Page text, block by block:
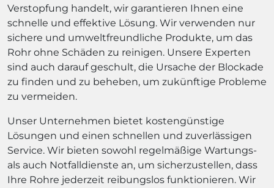
Verstopfung handelt, wir garantieren Ihnen eine
schnelle und effektive Lösung. Wir verwenden nur
sichere und umweltfreundliche Produkte, um das
Rohr ohne Schäden zu reinigen. Unsere Experten
sind auch darauf geschult, die Ursache der Blockade
zu finden und zu beheben, um zukünftige Probleme
zu vermeiden.
Unser Unternehmen bietet kostengünstige
Lösungen und einen schnellen und zuverlässigen
Service. Wir bieten sowohl regelmäßige Wartungs-
als auch Notfalldienste an, um sicherzustellen, dass
Ihre Rohre jederzeit reibungslos funktionieren. Wir